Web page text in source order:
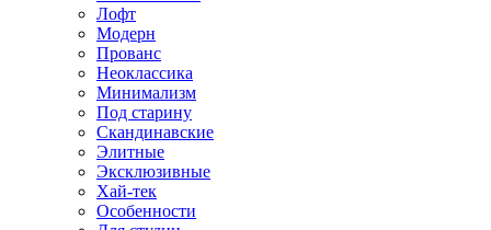
Лофт
Модерн
Прованс
Неоклассика
Минимализм
Под старину
Скандинавские
Элитные
Эксклюзивные
Хай-тек
Особенности